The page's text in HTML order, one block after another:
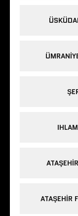
ATAŞEHIR